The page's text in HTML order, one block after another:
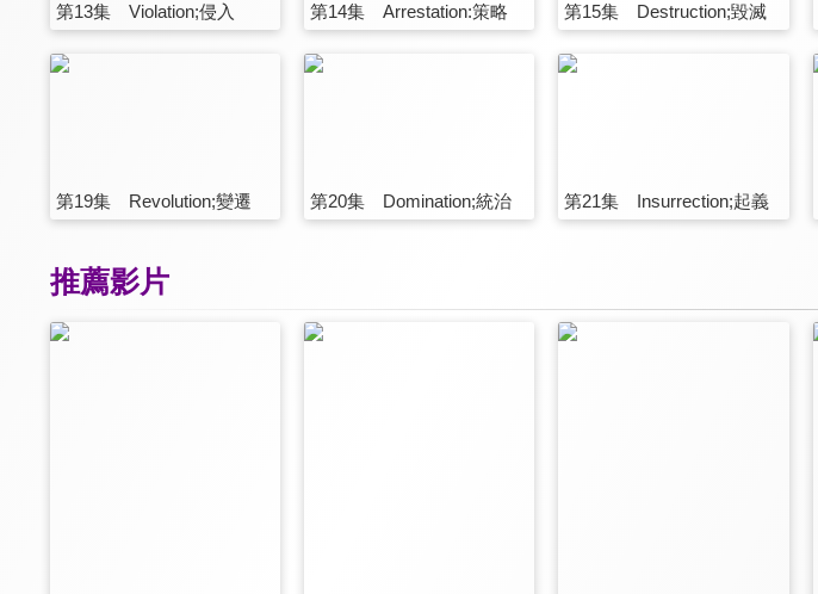
第13集 Violation;侵入 第14集 Arrestation:策略 第15集 Destruction;毀滅
第19集 Revolution;變遷 第20集 Domination;統治 第21集 Insurrection;起義
推薦影片